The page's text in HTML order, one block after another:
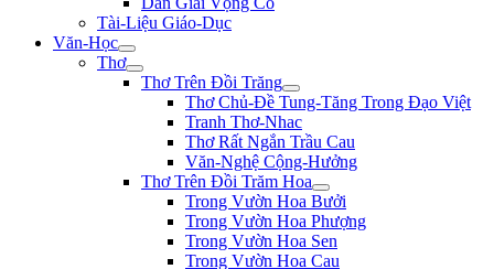
Tài-Liệu Giáo-Dục
Văn-Học
Thơ
Thơ Trên Đồi Trăng
Thơ Chủ-Đề Tung-Tăng Trong Đạo Việt
Tranh Thơ-Nhac
Thơ Rất Ngắn Trầu Cau
Văn-Nghệ Cộng-Hưởng
Thơ Trên Đồi Trăm Hoa
Trong Vườn Hoa Bưởi
Trong Vườn Hoa Phượng
Trong Vườn Hoa Sen
Trong Vườn Hoa Cau